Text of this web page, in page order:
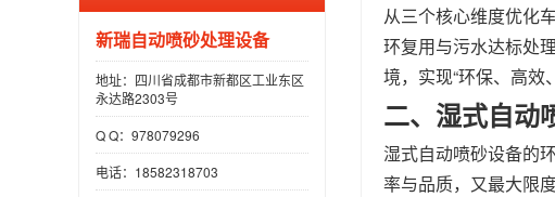
新瑞自动喷砂处理设备
地址：四川省成都市新都区工业东区
永达路2303号
Q Q：978079296
电话：18582318703
从三个核心维度优化
环复用与污水达标处
境，实现“环保、高效
二、湿式自动
湿式自动喷砂设备的
率与品质，又最大限